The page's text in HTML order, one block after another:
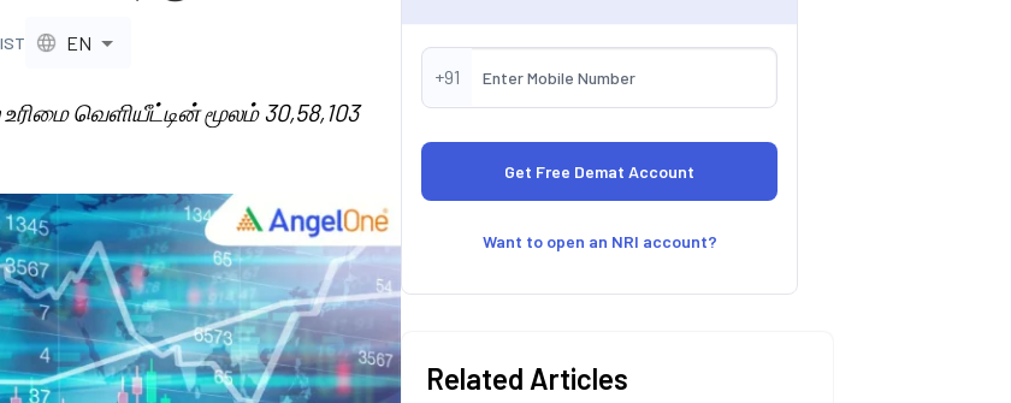
EN
வெளியீட்டின் மூலம் 30,58,103
+91
Want to open an NRI account?
Related Articles